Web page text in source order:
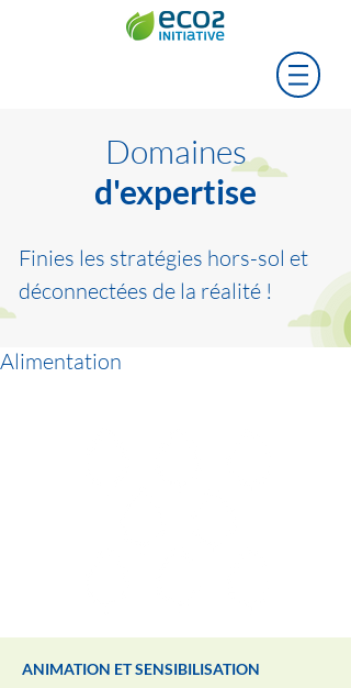
Domaines
d'expertise
Finies les stratégies hors-sol et
déconnectées de la réalité !
Alimentation
ANIMATION ET SENSIBILISATION